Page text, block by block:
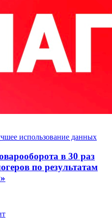
использование данных
в 30 раз
по результатам